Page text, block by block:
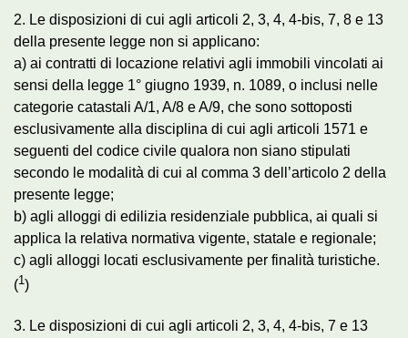
2. Le disposizioni di cui agli articoli 2, 3, 4, 4-bis, 7, 8 e 13
della presente legge non si applicano:
a) ai contratti di locazione relativi agli immobili vincolati ai
sensi della legge 1° giugno 1939, n. 1089, o inclusi nelle
categorie catastali A/1, A/8 e A/9, che sono sottoposti
esclusivamente alla disciplina di cui agli articoli 1571 e
seguenti del codice civile qualora non siano stipulati
secondo le modalità di cui al comma 3 dell’articolo 2 della
presente legge;
b) agli alloggi di edilizia residenziale pubblica, ai quali si
applica la relativa normativa vigente, statale e regionale;
c) agli alloggi locati esclusivamente per finalità turistiche.
(1)
3. Le disposizioni di cui agli articoli 2, 3, 4, 4-bis, 7 e 13